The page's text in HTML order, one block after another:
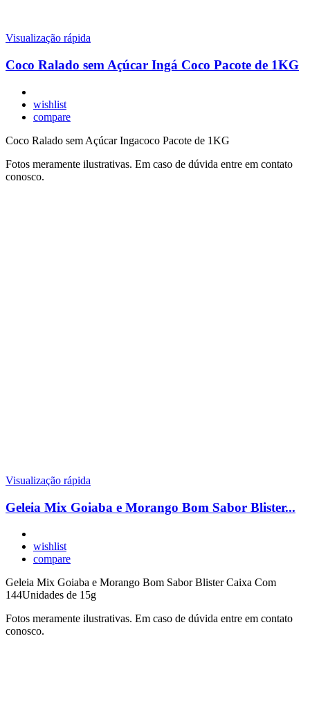
Visualização rápida
Coco Ralado sem Açúcar Ingá Coco Pacote de 1KG
wishlist
compare
Coco Ralado sem Açúcar Ingacoco Pacote de 1KG
Fotos meramente ilustrativas. Em caso de dúvida entre em contato
conosco.
Visualização rápida
Geleia Mix Goiaba e Morango Bom Sabor Blister...
wishlist
compare
Geleia Mix Goiaba e Morango Bom Sabor Blister Caixa Com
144Unidades de 15g
Fotos meramente ilustrativas. Em caso de dúvida entre em contato
conosco.